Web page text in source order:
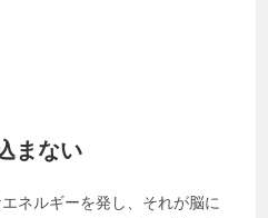
まない
ネルギーを発し、それが脳に